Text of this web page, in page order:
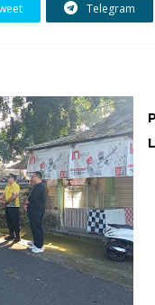
Telegram